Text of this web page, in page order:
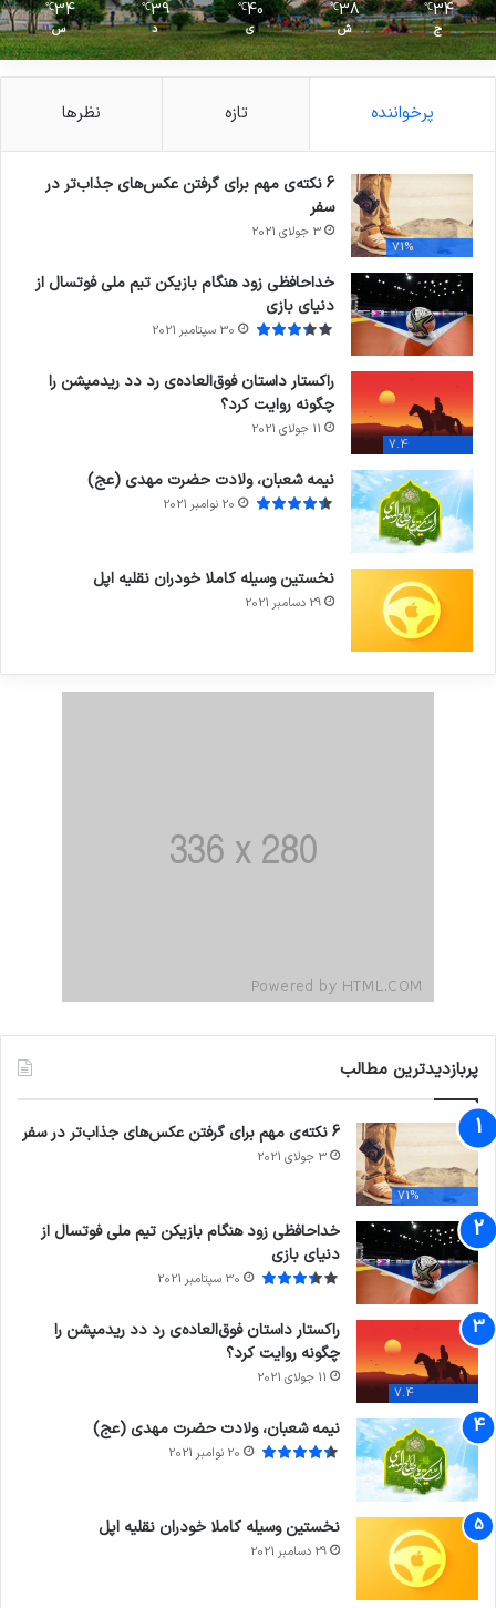
34
℃
ج
38
℃
ش
40
℃
ی
39
℃
د
34
℃
س
پرخواننده تازه نظرها
71%
6 نکته‌ی مهم برای گرفتن عکس‌های جذاب‌تر در
سفر
3 جولای 2021
خداحافظی زود هنگام بازیکن تیم ملی فوتسال از
دنیای بازی
30 سپتامبر 2021
7.4
راکستار داستان فوق‌العاده‌ی رد دد ریدمپشن را
چگونه روایت کرد؟
11 جولای 2021
نیمه شعبان، ولادت حضرت مهدی (عج)
20 نوامبر 2021
نخستین وسیله کاملا خودران نقلیه اپل
29 دسامبر 2021
پربازدیدترین مطالب
71%
6 نکته‌ی مهم برای گرفتن عکس‌های جذاب‌تر در سفر
3 جولای 2021
خداحافظی زود هنگام بازیکن تیم ملی فوتسال از
دنیای بازی
30 سپتامبر 2021
7.4
راکستار داستان فوق‌العاده‌ی رد دد ریدمپشن را
چگونه روایت کرد؟
11 جولای 2021
نیمه شعبان، ولادت حضرت مهدی (عج)
20 نوامبر 2021
نخستین وسیله کاملا خودران نقلیه اپل
29 دسامبر 2021